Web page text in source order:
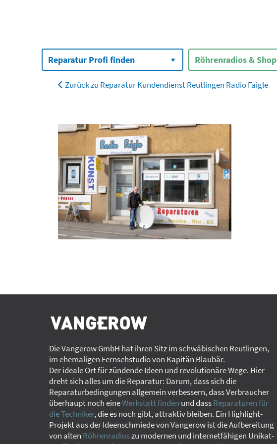
Reparatur Profi finden Röhrenradios & Shop
Zurück zu Reparatur Kundendienst Reutlingen Radio Faigle
Die Vangerow GmbH hat ihren Sitz im schwäbischen Reutlingen,
im ehemaligen Fernsehstudio von Kapitän Blaubär.
Der ideale Ort für zündende Ideen und revolutionäre Wege. Hier
dreht sich alles um die Reparatur: Darum, dass sich die
Reparaturbedingungen allgemein verbessern, dass Verbraucher
überhaupt noch eineWerkstatt finden und dassReparaturen für
die Techniker, die es noch gibt, attraktiv bleiben. Ein Highlight-
Projekt aus der Ideenschmiede von Vangerow ist die Aufbereitung
von alten Röhrenradioszu modernen und internetfähigen Unikat-